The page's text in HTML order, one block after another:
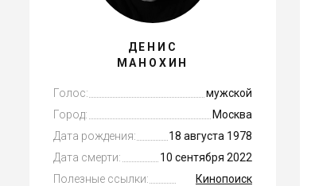
ДЕНИС
МАНОХИН
Голос:
мужской
Город:
Москва
Дата рождения:
18 августа 1978
Дата смерти:
10 сентября 2022
Полезные ссылки:
Кинопоиск